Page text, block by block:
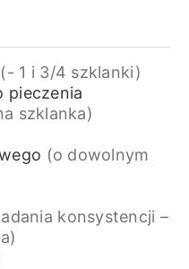
(- 1 i 3/4 szklanki)
pieczenia
szklanka)
(o dowolnym
konsystencji –